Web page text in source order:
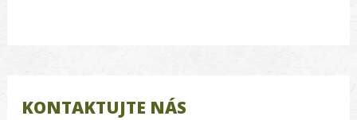
KONTAKTUJTE NÁS